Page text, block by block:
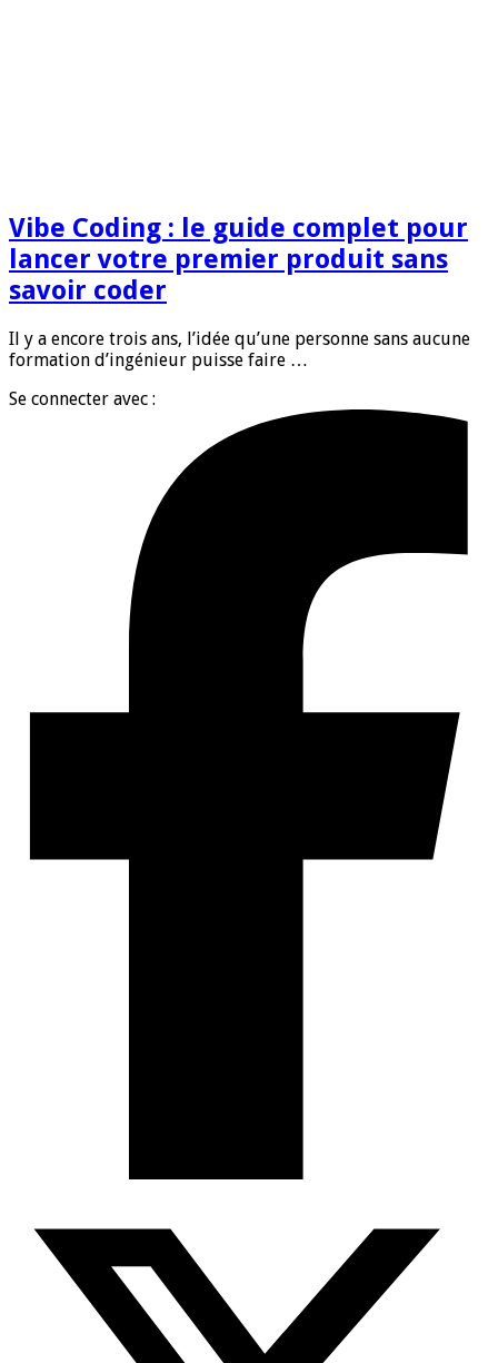
Vibe Coding : le guide complet pour
lancer votre premier produit sans
savoir coder
Il y a encore trois ans, l’idée qu’une personne sans aucune
formation d’ingénieur puisse faire …
Se connecter avec :